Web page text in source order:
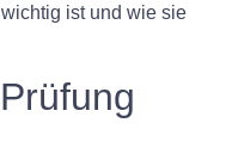
ist und wie sie